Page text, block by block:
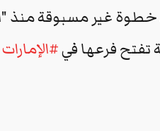
خطوة غير مسبوقة منذ
تفتح فرعها في#الإمارات